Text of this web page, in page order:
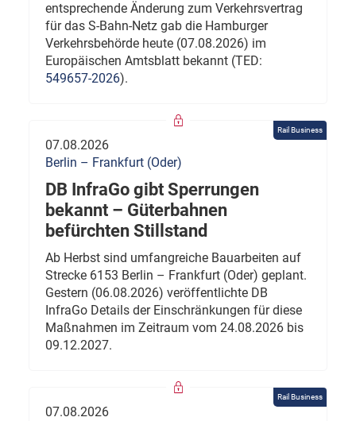
entsprechende Änderung zum Verkehrsvertrag
für das S-Bahn-Netz gab die Hamburger
Verkehrsbehörde heute (07.08.2026) im
Europäischen Amtsblatt bekannt (TED:
549657-2026).
Rail Business
07.08.2026
Berlin – Frankfurt (Oder)
DB InfraGo gibt Sperrungen
bekannt – Güterbahnen
befürchten Stillstand
Ab Herbst sind umfangreiche Bauarbeiten auf
Strecke 6153 Berlin – Frankfurt (Oder) geplant.
Gestern (06.08.2026) veröffentlichte DB
InfraGo Details der Einschränkungen für diese
Maßnahmen im Zeitraum vom 24.08.2026 bis
09.12.2027.
Rail Business
07.08.2026